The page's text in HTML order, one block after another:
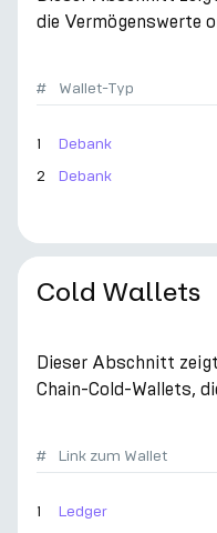
die Vermögenswerte
# Wallet-Typ
1 Debank
2
Debank
Cold Wallets
Dieser Abschnitt
Chain-Cold-Wallets,
# Link zum Wallet
1 Ledger